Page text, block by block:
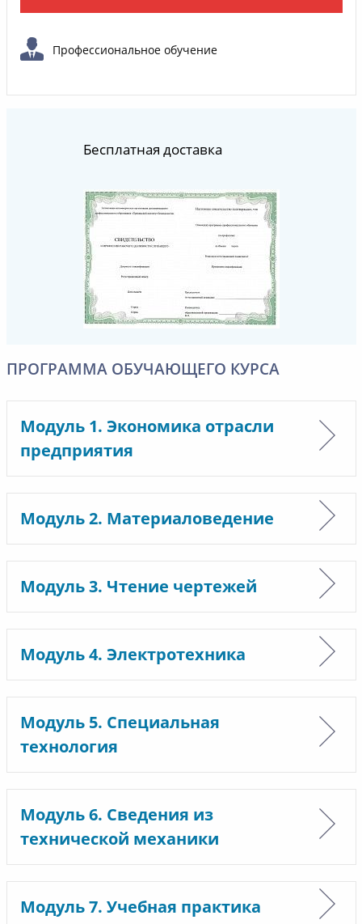
Профессиональное обучение
Бесплатная доставка
ПРОГРАММА ОБУЧАЮЩЕГО КУРСА
Модуль 1. Экономика отрасли
предприятия
Модуль 2. Материаловедение
Модуль 3. Чтение чертежей
Модуль 4. Электротехника
Модуль 5. Специальная
технология
Модуль 6. Сведения из
технической механики
Модуль 7. Учебная практика